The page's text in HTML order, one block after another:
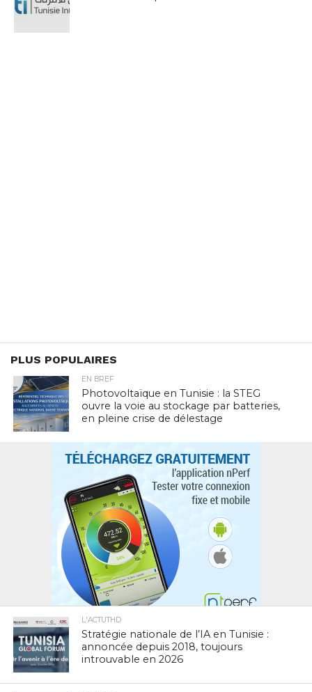
PLUS POPULAIRES
EN BREF
Photovoltaïque en Tunisie : la STEG
ouvre la voie au stockage par batteries,
en pleine crise de délestage
L'ACTUTHD
Stratégie nationale de l’IA en Tunisie :
annoncée depuis 2018, toujours
introuvable en 2026